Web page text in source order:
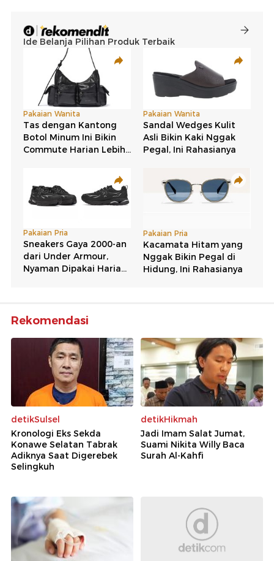
Rekomendasi
detikSulsel
Kronologi Eks Sekda
Konawe Selatan Tabrak
Adiknya Saat Digerebek
Selingkuh
detikHikmah
Jadi Imam Salat Jumat,
Suami Nikita Willy Baca
Surah Al-Kahfi